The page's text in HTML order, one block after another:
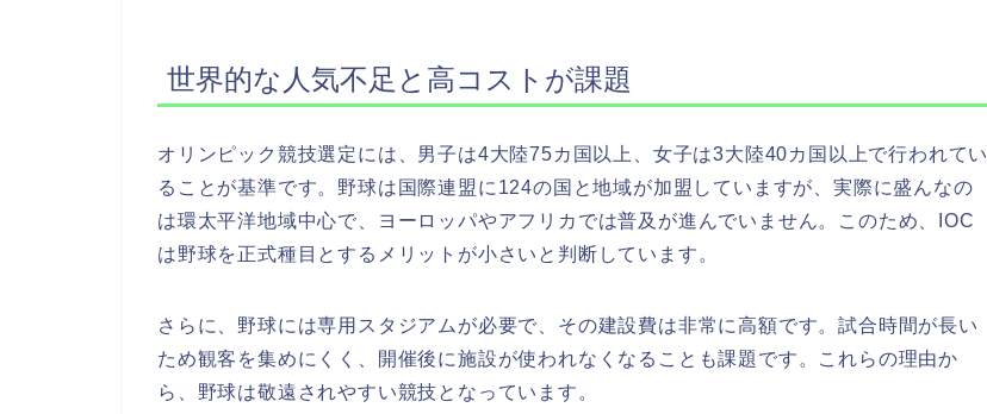
世界的な人気不足と高コストが課題
オリンピック競技選定には、男子は4大陸75カ国以上、女子は3大陸40カ国以上で行われてい
ることが基準です。野球は国際連盟に124の国と地域が加盟していますが、実際に盛んなの
は環太平洋地域中心で、ヨーロッパやアフリカでは普及が進んでいません。このため、IOC
は野球を正式種目とするメリットが小さいと判断しています。
さらに、野球には専用スタジアムが必要で、その建設費は非常に高額です。試合時間が長い
ため観客を集めにくく、開催後に施設が使われなくなることも課題です。これらの理由か
ら、野球は敬遠されやすい競技となっています。